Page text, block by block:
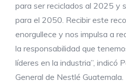
para ser reciclados al 2025 y
para el 2050. Recibir este
enorgullece y nos impulsa a
la responsabilidad que
líderes en la industria”, indicó
General de Nestlé Guatemala.